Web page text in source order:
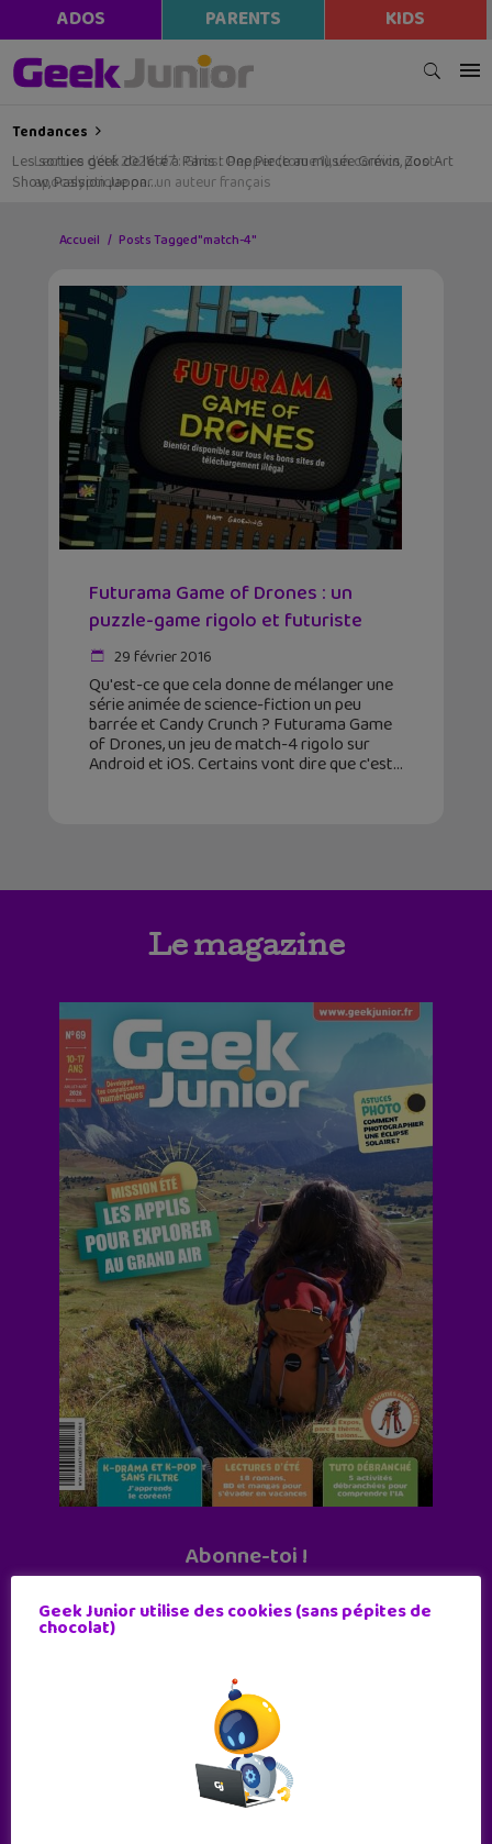
ADOS PARENTS KIDS
Tendances
Les sorties geek de l’été à Paris : One Piece au musée Grévin, Zoo Art
Show, Passion Japon…
Accueil Posts Tagged "match-4"
Futurama Game of Drones : un
puzzle-game rigolo et futuriste
29 février 2016
Qu'est-ce que cela donne de mélanger une
série animée de science-fiction un peu
barrée et Candy Crunch ? Futurama Game
of Drones, un jeu de match-4 rigolo sur
Android et iOS. Certains vont dire que c'est
Le magazine
Abonne-toi !
Geek Junior utilise des cookies (sans pépites de
chocolat)